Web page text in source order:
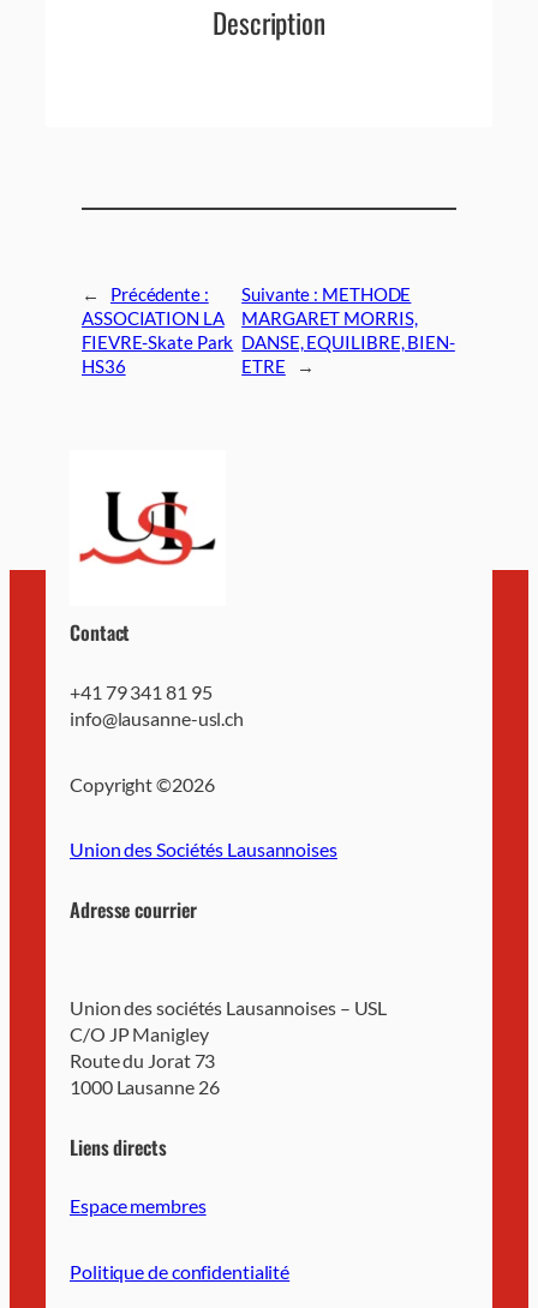
Description
←
Précédente :
ASSOCIATION LA
FIEVRE-Skate Park
HS36
Suivante : METHODE
MARGARET MORRIS,
DANSE, EQUILIBRE, BIEN-
ETRE
→
Contact
+41 79 341 81 95
info@lausanne-usl.ch
Copyright ©2026
Union des Sociétés Lausannoises
Adresse courrier
Union des sociétés Lausannoises – USL
C/O JP Manigley
Route du Jorat 73
1000 Lausanne 26
Liens directs
Espace membres
Politique de confidentialité